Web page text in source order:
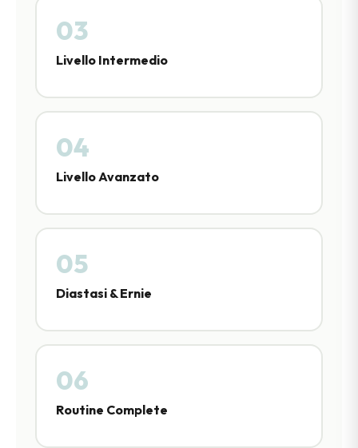
03
Livello Intermedio
04
Livello Avanzato
05
Diastasi & Ernie
06
Routine Complete